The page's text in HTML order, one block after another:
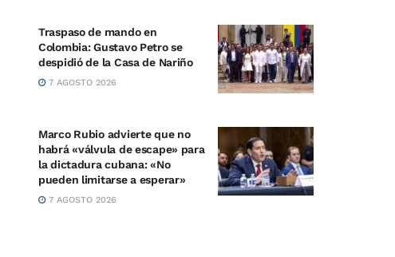
Traspaso de mando en
Colombia: Gustavo Petro se
despidió de la Casa de Nariño
7 AGOSTO 2026
Marco Rubio advierte que no
habrá «válvula de escape» para
la dictadura cubana: «No
pueden limitarse a esperar»
7 AGOSTO 2026